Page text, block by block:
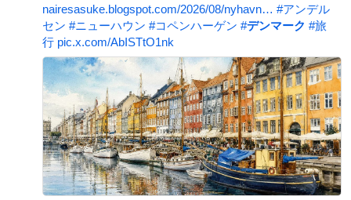
nairesasuke.blogspot.com/2026/08/nyhavn… #アンデル
セン #ニューハウン #コペンハーゲン #デンマーク #旅
行 pic.x.com/AbISTtO1nk